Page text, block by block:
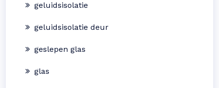
geluidsisolatie
geluidsisolatie deur
geslepen glas
glas